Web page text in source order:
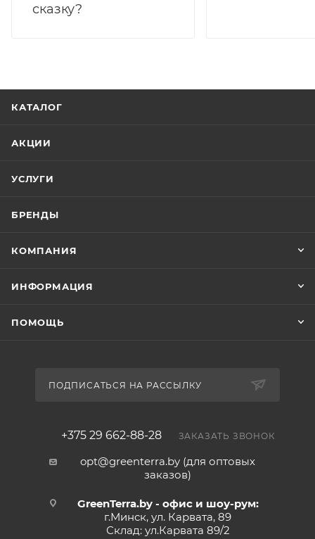
сказку?
КАТАЛОГ
АКЦИИ
УСЛУГИ
БРЕНДЫ
КОМПАНИЯ
ИНФОРМАЦИЯ
ПОМОЩЬ
ПОДПИСАТЬСЯ НА РАССЫЛКУ
+375 29 662-88-28 ЗАКАЗАТЬ ЗВОНОК
opt@greenterra.by (для оптовых
заказов)
GreenTerra.by - офис и шоу-рум:
г.Минск, ул. Карвата, 89
Склад: ул.Карвата 89/2